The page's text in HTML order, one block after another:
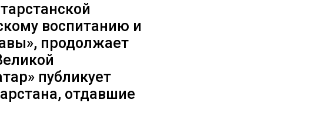
воспитанию и
продолжает
публикует
отдавшие